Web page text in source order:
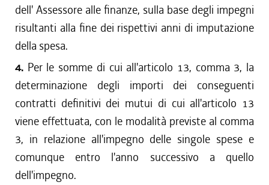
dell' Assessore alle finanze, sulla base degli impegni
risultanti alla fine dei rispettivi anni di imputazione
della spesa.
4. Per le somme di cui all'articolo 13, comma 3, la
determinazione degli importi dei conseguenti
contratti definitivi dei mutui di cui all'articolo 13
viene effettuata, con le modalità previste al comma
3, in relazione all'impegno delle singole spese e
comunque entro l'anno successivo a quello
dell'impegno.